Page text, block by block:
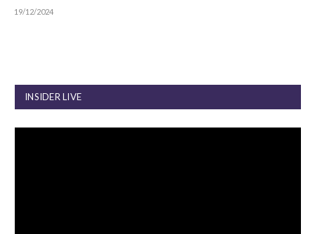
19/12/2024
INSIDER LIVE